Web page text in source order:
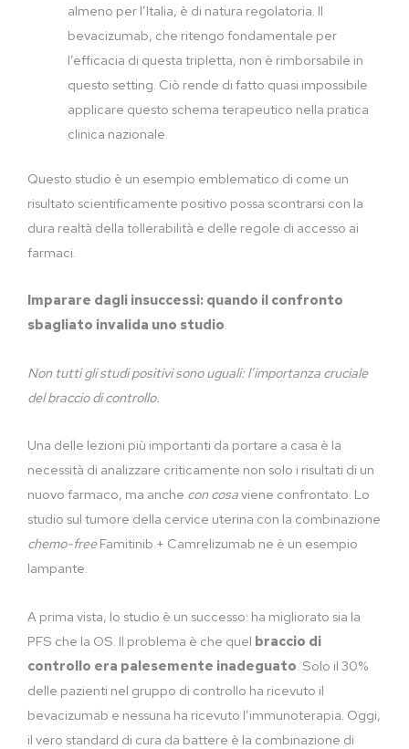
almeno per l’Italia, è di natura regolatoria. Il
bevacizumab, che ritengo fondamentale per
l’efficacia di questa tripletta, non è rimborsabile in
questo setting. Ciò rende di fatto quasi impossibile
applicare questo schema terapeutico nella pratica
clinica nazionale.
Questo studio è un esempio emblematico di come un
risultato scientificamente positivo possa scontrarsi con la
dura realtà della tollerabilità e delle regole di accesso ai
farmaci.
Imparare dagli insuccessi: quando il confronto
sbagliato invalida uno studio.
Non tutti gli studi positivi sono uguali: l’importanza cruciale
del braccio di controllo.
Una delle lezioni più importanti da portare a casa è la
necessità di analizzare criticamente non solo i risultati di un
nuovo farmaco, ma anche con cosaviene confrontato. Lo
studio sul tumore della cervice uterina con la combinazione
chemo-freeFamitinib + Camrelizumab ne è un esempio
lampante.
A prima vista, lo studio è un successo: ha migliorato sia la
PFS che la OS. Il problema è che quel braccio di
controllo era palesemente inadeguato . Solo il 30%
delle pazienti nel gruppo di controllo ha ricevuto il
bevacizumab e nessuna ha ricevuto l’immunoterapia. Oggi,
il vero standard di cura da battere è la combinazione di